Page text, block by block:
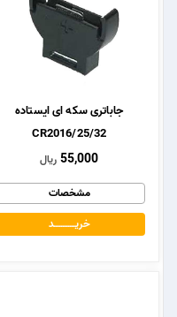
جاباتری سکه ای ایستاده
CR2016/25/32
55,000 ریال
مشخصات
خریــــــــــــد